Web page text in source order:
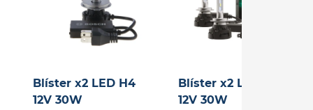
Blíster x2 LED H4
12V 30W
Blíster x2 LED H7
12V 30W